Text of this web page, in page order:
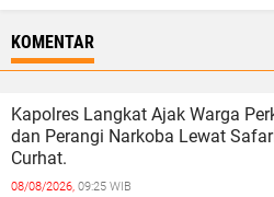
KOMENTAR
Kapolres Langkat Ajak Warga
dan Perangi Narkoba Lewat
Curhat.
08/08/2026, 09:25 WIB